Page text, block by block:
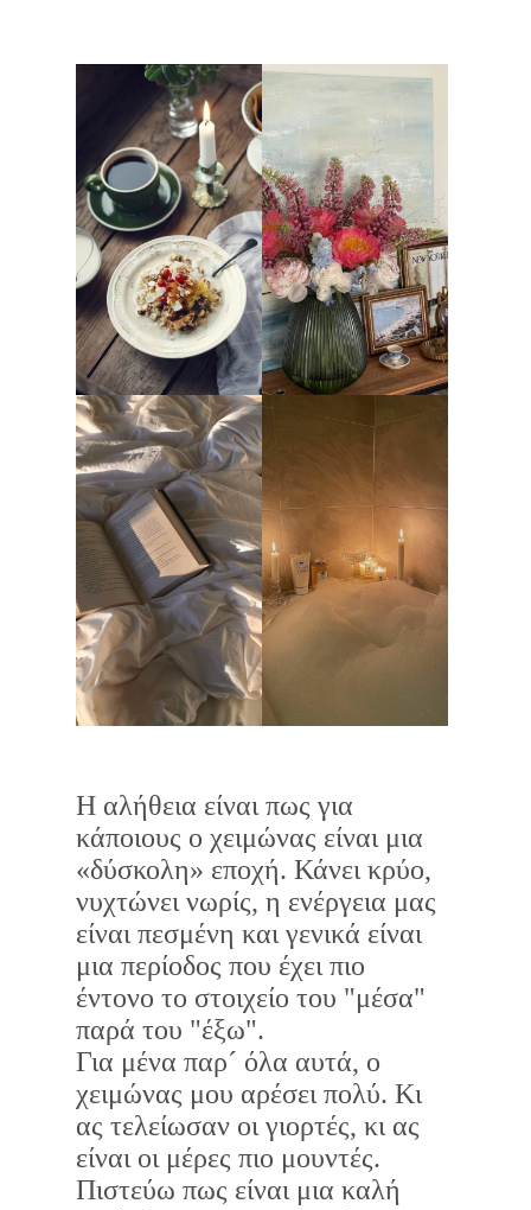
Η αλήθεια είναι πως για
κάποιους ο χειμώνας είναι μια
«δύσκολη» εποχή. Κάνει κρύο,
νυχτώνει νωρίς, η ενέργεια μας
είναι πεσμένη και γενικά είναι
μια περίοδος που έχει πιο
έντονο το στοιχείο του "μέσα"
παρά του "έξω".
Για μένα παρ´ όλα αυτά, ο
χειμώνας μου αρέσει πολύ. Κι
ας τελείωσαν οι γιορτές, κι ας
είναι οι μέρες πιο μουντές.
Πιστεύω πως είναι μια καλή